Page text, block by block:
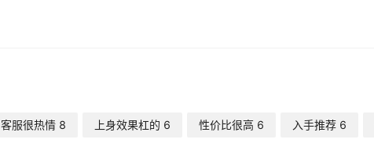
客服很热情 8 上身效果杠的 6 性价比很高 6 入手推荐 6